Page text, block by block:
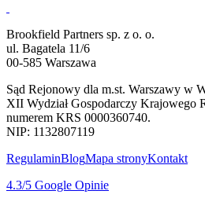
Brookfield Partners sp. z o. o.
ul. Bagatela 11/6
00-585 Warszawa
Sąd Rejonowy dla m.st. Warszawy w
XII Wydział Gospodarczy Krajowego
numerem KRS 0000360740.
NIP: 1132807119
RegulaminBlogMapa stronyKontakt
4.3/5 Google Opinie